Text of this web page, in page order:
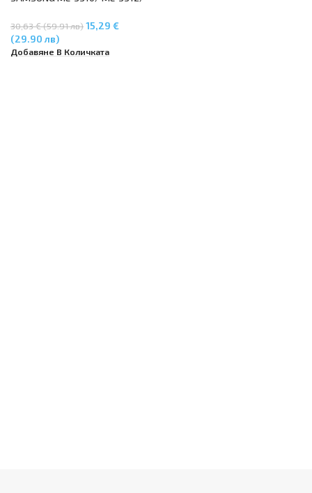
SCX-5637
30,63 € (59.91 лв)15,29 €
(29.90 лв)
Добавяне В Количката